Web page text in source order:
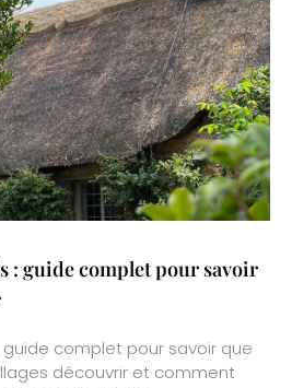
: guide complet pour savoir
complet pour savoir que
découvrir et comment